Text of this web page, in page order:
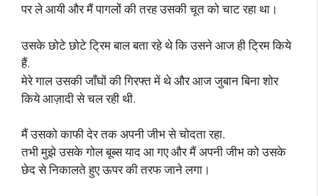
पर ले आयी और मैं पागलों की तरह उसकी चूत को चाट रहा था।
उसके छोटे छोटे ट्रिम बाल बता रहे थे कि उसने आज ही ट्रिम किये
हैं.
मेरे गाल उसकी जाँघों की गिरफ्त में थे और आज जुबान बिना शोर
किये आज़ादी से चल रही थी.
मैं उसको काफी देर तक अपनी जीभ से चोदता रहा.
तभी मुझे उसके गोल बूब्स याद आ गए और मैं अपनी जीभ को उसके
छेद से निकालते हुए ऊपर की तरफ जाने लगा।